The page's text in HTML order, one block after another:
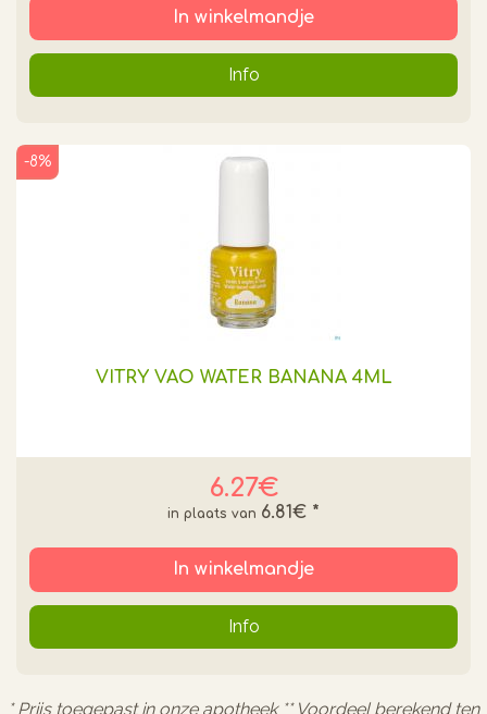
In winkelmandje
Info
VITRY VAO WATER BANANA 4ML
6.27€
-8%
6.81€ *
In winkelmandje
Info
* Prijs toegepast in onze apotheek ** Voordeel berekend ten